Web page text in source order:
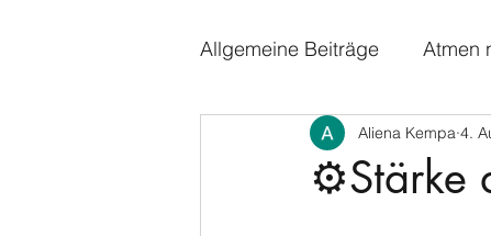
Allgemeine Beiträge Atmen
⚙️Stärke
Aliena Kempa 4.